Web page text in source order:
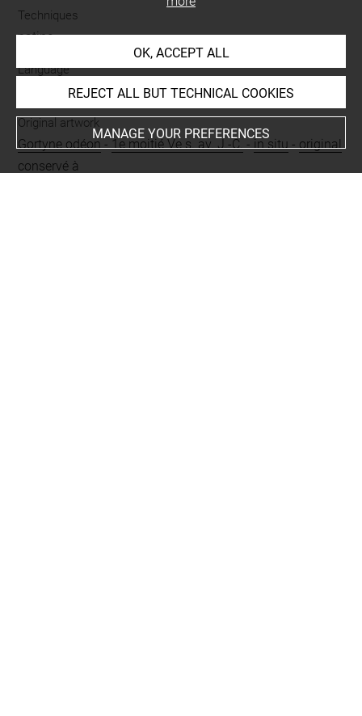
Techniques
patine
Language
Original artwork
Gortyne odéon-1e moitié Ve s. av. J.-C.-in situ-original
conservé à
OK, ACCEPT ALL
REJECT ALL BUT TECHNICAL COOKIES
MANAGE YOUR PREFERENCES